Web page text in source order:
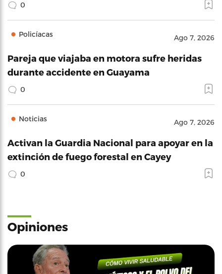
0
Policíacas Ago 7, 2026
Pareja que viajaba en motora sufre heridas
durante accidente en Guayama
0
Noticias Ago 7, 2026
Activan la Guardia Nacional para apoyar en la
extinción de fuego forestal en Cayey
0
Opiniones